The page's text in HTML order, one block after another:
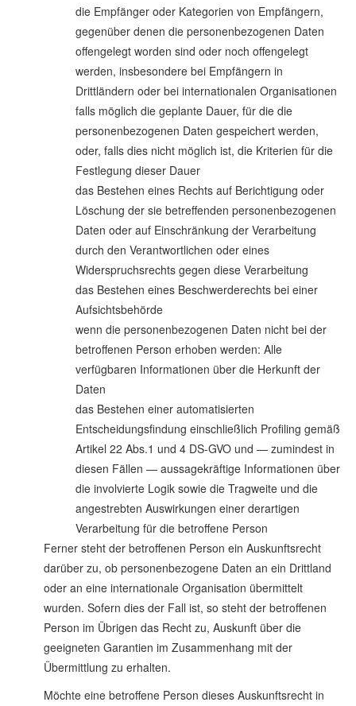
die Empfänger oder Kategorien von Empfängern,
gegenüber denen die personenbezogenen Daten
offengelegt worden sind oder noch offengelegt
werden, insbesondere bei Empfängern in
Drittländern oder bei internationalen Organisationen
falls möglich die geplante Dauer, für die die
personenbezogenen Daten gespeichert werden,
oder, falls dies nicht möglich ist, die Kriterien für die
Festlegung dieser Dauer
das Bestehen eines Rechts auf Berichtigung oder
Löschung der sie betreffenden personenbezogenen
Daten oder auf Einschränkung der Verarbeitung
durch den Verantwortlichen oder eines
Widerspruchsrechts gegen diese Verarbeitung
das Bestehen eines Beschwerderechts bei einer
Aufsichtsbehörde
wenn die personenbezogenen Daten nicht bei der
betroffenen Person erhoben werden: Alle
verfügbaren Informationen über die Herkunft der
Daten
das Bestehen einer automatisierten
Entscheidungsfindung einschließlich Profiling gemäß
Artikel 22 Abs.1 und 4 DS-GVO und — zumindest in
diesen Fällen — aussagekräftige Informationen über
die involvierte Logik sowie die Tragweite und die
angestrebten Auswirkungen einer derartigen
Verarbeitung für die betroffene Person
Ferner steht der betroffenen Person ein Auskunftsrecht
darüber zu, ob personenbezogene Daten an ein Drittland
oder an eine internationale Organisation übermittelt
wurden. Sofern dies der Fall ist, so steht der betroffenen
Person im Übrigen das Recht zu, Auskunft über die
geeigneten Garantien im Zusammenhang mit der
Übermittlung zu erhalten.
Möchte eine betroffene Person dieses Auskunftsrecht in